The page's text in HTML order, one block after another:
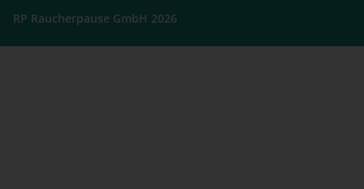
RP Raucherpause GmbH 2026